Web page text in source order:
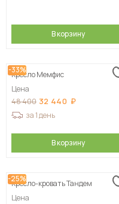
В корзину
-33%
Кресло Мемфис
Цена
48 400 32 440
за 1 день
В корзину
-25%
Кресло-кровать Тандем
Цена